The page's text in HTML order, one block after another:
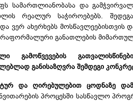
სამართლიანობასა და
რეალურ საჭიროებებს.
ვერ ახერხებს მოსწავლეებისთვის
განათლების
გამოწვევების
განისაზღვრა შემდეგი
და ღირებულებით ცოდნაზე
პროცესში სასწავლო